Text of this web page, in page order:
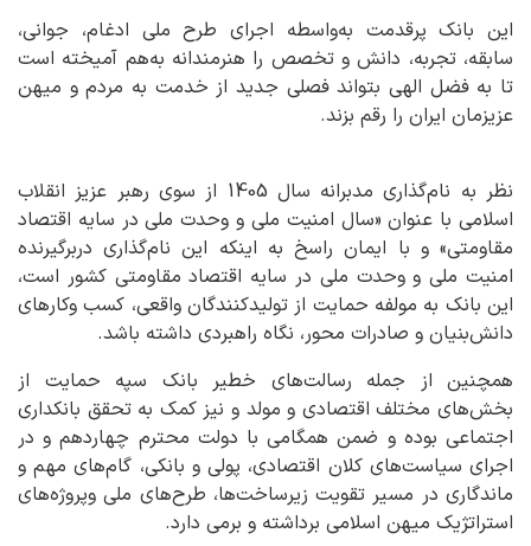
این بانک پرقدمت به‌واسطه اجرای طرح ملی ادغام، جوانی،
سابقه، تجربه، دانش و تخصص را هنرمندانه به‌هم آمیخته است
تا به فضل الهی بتواند فصلی جدید از خدمت به مردم و میهن
عزیزمان ایران را رقم بزند.
نظر به نام‌گذاری مدبرانه سال 1405 از سوی رهبر عزیز انقلاب
اسلامی با عنوان «سال امنیت ملی و وحدت ملی در سایه اقتصاد
مقاومتی» و با ایمان راسخ به اینکه این نام‌گذاری دربرگیرنده
امنیت ملی و وحدت ملی در سایه اقتصاد مقاومتی کشور است،
این بانک به مولفه حمایت از تولیدکنندگان واقعی، کسب‌ وکارهای
دانش‌بنیان و صادرات محور، نگاه راهبردی داشته باشد.
همچنین از جمله رسالت‌های خطیر بانک سپه حمایت از
بخش‌های مختلف اقتصادی و مولد و نیز کمک به تحقق بانکداری
اجتماعی بوده و ضمن همگامی با دولت محترم چهاردهم و در
اجرای سیاست‌های کلان اقتصادی، پولی و بانکی، گام‌های مهم و
ماندگاری در مسیر تقویت زیرساخت‌ها، طرح‌های ملی وپروژه‌های
استراتژیک میهن اسلامی برداشته و برمی دارد.